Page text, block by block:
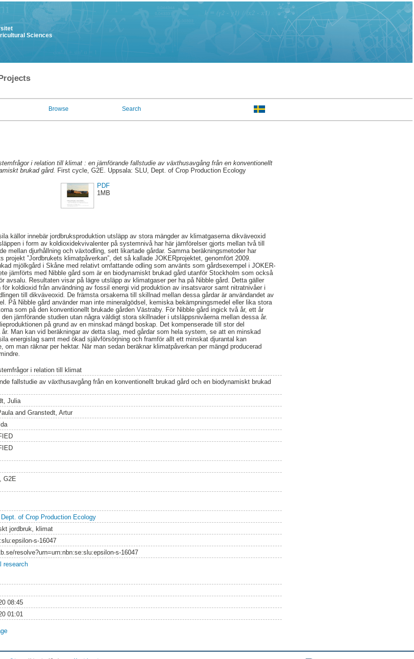
Sciences
Browse Search
i relation till klimat : en jämförande fallstudie av växthusavgång från en konventionellt
brukad gård. First cycle, G2E. Uppsala: SLU, Dept. of Crop Production Ecology
PDF
1MB
källor innebär jordbruksproduktion utsläpp av stora mängder av klimatgaserna dikväveoxid
i form av koldioxidekvivalenter på systemnivå har här jämförelser gjorts mellan två till
mellan djurhållning och växtodling, sett likartade gårdar. Samma beräkningsmetoder har
projekt ”Jordbrukets klimatpåverkan”, det så kallade JOKERprojektet, genomfört 2009.
mjölkgård i Skåne med relativt omfattande odling som använts som gårdsexempel i JOKER-
jämförts med Nibble gård som är en biodynamiskt brukad gård utanför Stockholm som också
avsalu. Resultaten visar på lägre utsläpp av klimatgaser per ha på Nibble gård. Detta gäller
koldioxid från användning av fossil energi vid produktion av insatsvaror samt nitratnivåer i
till dikväveoxid. De främsta orsakerna till skillnad mellan dessa gårdar är användandet av
På Nibble gård använder man inte mineralgödsel, kemiska bekämpningsmedel eller lika stora
som på den konventionellt brukade gården Västraby. För Nibble gård ingick två år, ett år
jämförande studien utan några väldigt stora skillnader i utsläppsnivåerna mellan dessa år.
på grund av en minskad mängd boskap. Det kompenserade till stor del
Man kan vid beräkningar av detta slag, med gårdar som hela system, se att en minskad
energislag samt med ökad självförsörjning och framför allt ett minskat djurantal kan
om man räknar per hektar. När man sedan beräknar klimatpåverkan per mängd producerad
i relation till klimat
fallstudie av växthusavgång från en konventionellt brukad gård och en biodynamiskt brukad
Julia
and Granstedt, Artur
G2E
of Crop Production Ecology
jordbruk, klimat
s-16047
resolve?urn=urn:nbn:se:slu:epsilon-s-16047
research
08:45
01:01